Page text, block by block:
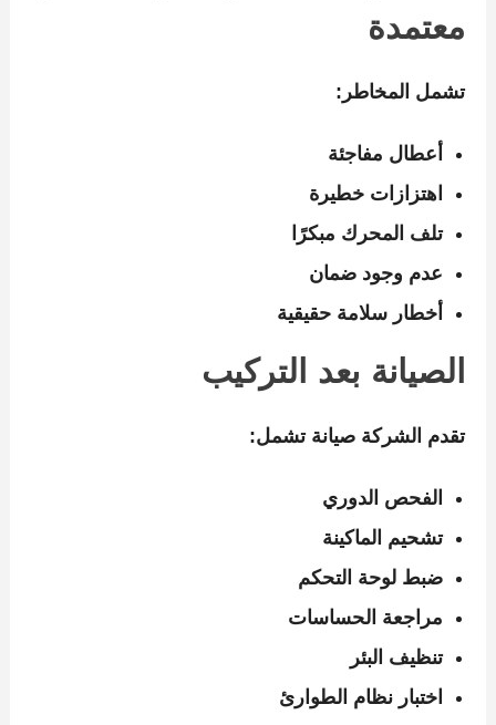
معتمدة
تشمل المخاطر:
أعطال مفاجئة
اهتزازات خطيرة
تلف المحرك مبكرًا
عدم وجود ضمان
أخطار سلامة حقيقية
الصيانة بعد التركيب
تقدم الشركة صيانة تشمل:
الفحص الدوري
تشحيم الماكينة
ضبط لوحة التحكم
مراجعة الحساسات
تنظيف البئر
اختبار نظام الطوارئ